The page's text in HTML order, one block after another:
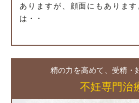
ありますが、顔面にもありま
は・・
精の力を高めて、受精・
不妊専門治